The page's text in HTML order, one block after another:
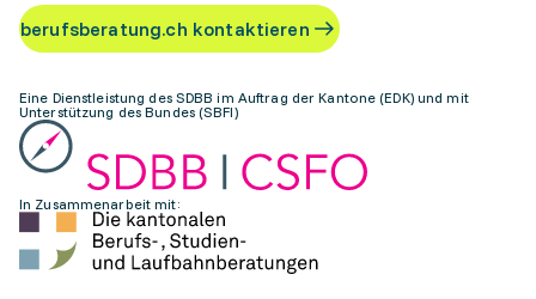
berufsberatung.ch kontaktieren
Eine Dienstleistung des SDBB im Auftrag der Kantone (EDK) und mit
Unterstützung des Bundes (SBFI)
In Zusammenarbeit mit: